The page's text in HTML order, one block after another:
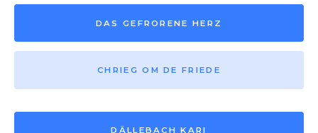
DAS GEFRORENE HERZ
CHRIEG OM DE FRIEDE
DÄLLEBACH KARI